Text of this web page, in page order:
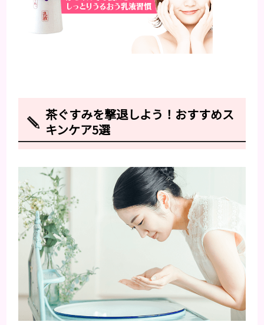
茶ぐすみを撃退しよう！おすすめス
キンケア5選